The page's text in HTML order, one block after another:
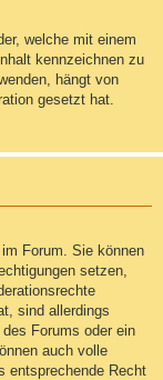
welche mit einem
kennzeichnen zu
hängt von
gesetzt hat.
Forum. Sie können
setzen,
sind allerdings
Forums oder ein
auch volle
entsprechende Recht